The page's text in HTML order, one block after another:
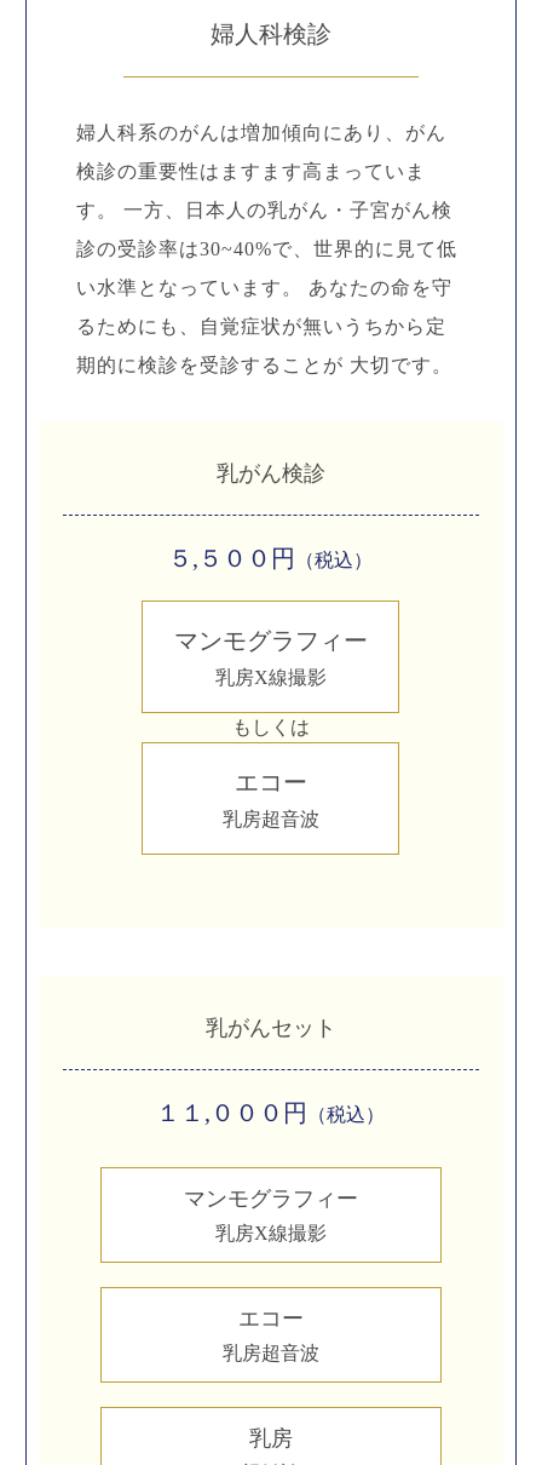
婦人科検診
婦人科系のがんは増加傾向にあり、がん
検診の重要性はますます高まっていま
す。 一方、日本人の乳がん・子宮がん検
診の受診率は30~40%で、世界的に見て低
い水準となっています。 あなたの命を守
るためにも、自覚症状が無いうちから定
期的に検診を受診することが 大切です。
乳がん検診
５,５００円 （税込）
マンモグラフィー
乳房X線撮影
もしくは
エコー
乳房超音波
乳がんセット
１１,０００円 （税込）
マンモグラフィー
乳房X線撮影
エコー
乳房超音波
乳房